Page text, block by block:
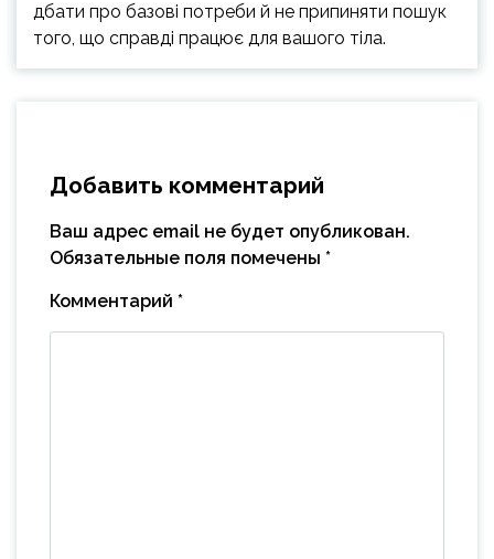
дбати про базові потреби й не припиняти пошук
того, що справді працює для вашого тіла.
Добавить комментарий
Ваш адрес email не будет опубликован.
Обязательные поля помечены *
Комментарий *